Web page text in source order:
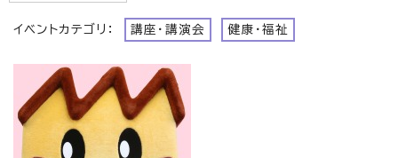
イベントカテゴリ： 講座・講演会 健康・福祉